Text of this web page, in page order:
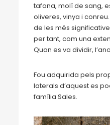
tafona, molí de sang,
oliveres, vinya i
de les més
per tant, com una
Quan es va dividir,
Fou adquirida pels
laterals d’aquest es
família Sales.